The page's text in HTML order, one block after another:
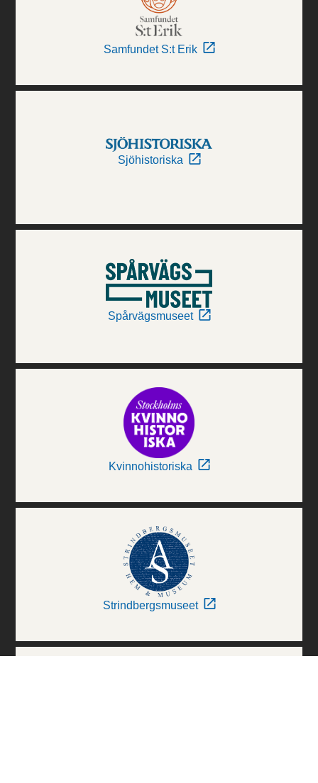
Samfundet S:t Erik
Sjöhistoriska
Spårvägsmuseet
Kvinnohistoriska
Strindbergsmuseet